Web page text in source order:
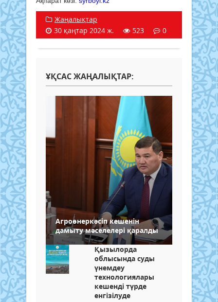
Жаңалықтар
30 қаңтар 2024 ж.
523 0
ҰҚСАС ЖАҢАЛЫҚТАР:
Агроөнеркәсіп кешенін
дамыту мәселелері қаралды
Қызылорда
облысында суды
үнемдеу
технологиялары
кешенді түрде
енгізілуде